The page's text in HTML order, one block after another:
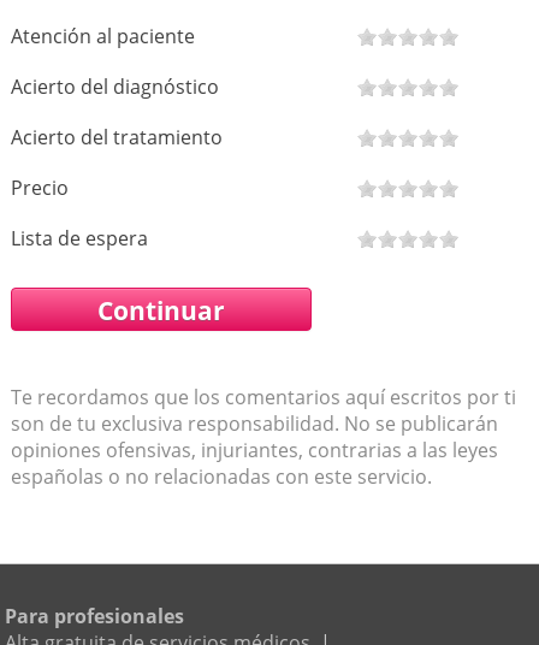
Atención al paciente
Acierto del diagnóstico
Acierto del tratamiento
Precio
Lista de espera
Te recordamos que los comentarios aquí escritos por ti
son de tu exclusiva responsabilidad. No se publicarán
opiniones ofensivas, injuriantes, contrarias a las leyes
españolas o no relacionadas con este servicio.
Para profesionales